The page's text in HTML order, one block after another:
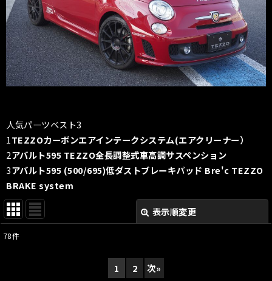
人気パーツベスト3
1TEZZOカーボンエアインテークシステム(エアクリーナー）
2アバルト595 TEZZO全長調整式車高調サスペンション
3アバルト595 (500/695)低ダストブレーキパッド Bre'c TEZZO
BRAKE system
表示順変更
78件
1 2 次»